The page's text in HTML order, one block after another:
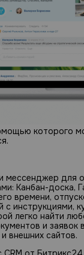
которого
мессенджер для
Канбан-доска,
времени,
инструкциями,
легко найти
и заявок
внешних сайтов.